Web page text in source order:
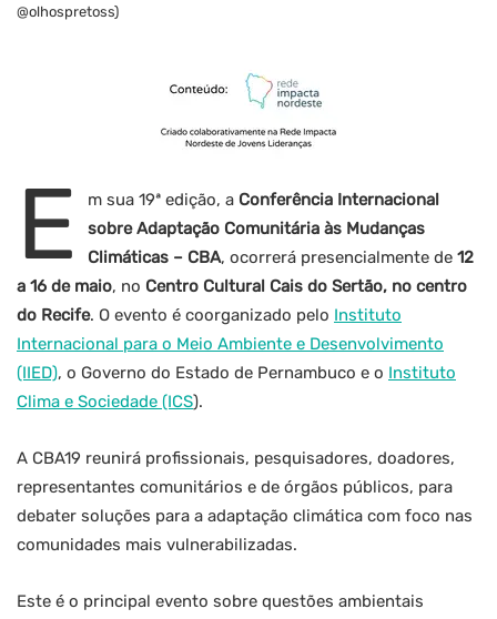
@olhospretoss)
E m sua 19ª edição, a Conferência Internacional
sobre Adaptação Comunitária às Mudanças
Climáticas – CBA, ocorrerá presencialmente de 12
a 16 de maio, no Centro Cultural Cais do Sertão, no centro
do Recife. O evento é coorganizado pelo Instituto
Internacional para o Meio Ambiente e Desenvolvimento
(IIED), o Governo do Estado de Pernambuco e o Instituto
Clima e Sociedade (ICS).
A CBA19 reunirá profissionais, pesquisadores, doadores,
representantes comunitários e de órgãos públicos, para
debater soluções para a adaptação climática com foco nas
comunidades mais vulnerabilizadas.
Este é o principal evento sobre questões ambientais